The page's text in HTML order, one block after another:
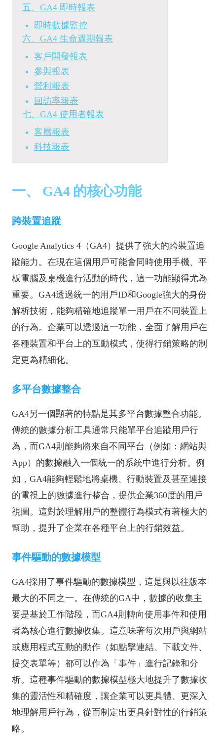
五、GA4 即時報表
即時數據監控
六、GA4 生命週期報表
客戶開發報表
參與報表
營利報表
回訪率報表
七、GA4 使用者報表
客層報表
科技報表
一、 GA4 的核心功能
跨裝置追蹤
Google Analytics 4（GA4）提供了強大的跨裝置追
蹤能力。在現在這個用戶可能會同時使用手機、平
板電腦及桌機進行活動的時代，這一功能顯得尤為
重要。GA4透過統一的用戶ID和Google強大的身份
解析技術，能夠精確地追蹤單一用戶在不同裝置上
的行為。企業可以透過這一功能，全面了解用戶在
各種裝置和平台上的互動模式，使得行銷策略的制
定更為精細化。
多平台數據整合
GA4另一個顯著的特點是其多平台數據整合功能。
傳統的數據分析工具通常只能單平台追蹤用戶行
為，而GA4則能夠將來自不同平台（例如：網站與
App）的數據融入一個統一的系統中進行分析。例
如，GA4能夠輕鬆地將桌機、行動裝置及甚至連接
的電視上的數據進行整合，提供企業360度的用戶
視圖。這對於理解用戶的整體行為模式有著極大的
幫助，提升了企業在各種平台上的行銷效益。
事件驅動的數據模型
GA4採用了事件驅動的數據模型，這是與以往版本
最大的不同之一。在傳統的GA中，數據的收集主
要是基於工作階段，而GA4則轉向使用事件和使用
者為核心進行數據收集。這意味著每次用戶與網站
或應用程式互動的動作（如點擊連結、下載文件、
提交表單等）都可以作為「事件」進行記錄和分
析。這種事件驅動的數據模型極大地提升了數據收
集的靈活性和精確度，讓企業可以更具體、更深入
地理解用戶行為，從而制定出更具針對性的行銷策
略。